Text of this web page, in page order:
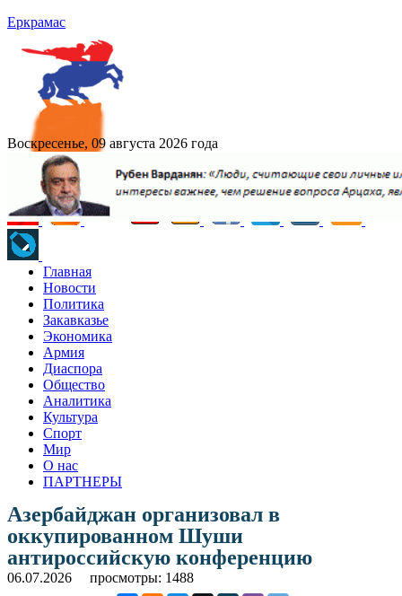
Еркрамас
Воскресенье, 09 августа 2026 года
Главная
Новости
Политика
Закавказье
Экономика
Армия
Диаспора
Общество
Аналитика
Культура
Спорт
Мир
О нас
ПАРТНЕРЫ
Азербайджан организовал в
оккупированном Шуши
антироссийскую конференцию
06.07.2026 просмотры: 1488